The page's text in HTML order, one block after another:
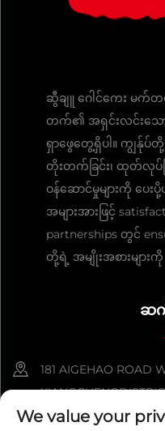
ဆွီချူ ဂေါင်ကေး မက်တ
တက်၏ အရှင်းလင်းသော
ရှာဖွေတွေ့ရှိပါ။ ကျွန်ုပ်
တိုးတက်ခြင်း၊ ထုတ်လုပ်ခ
ဝန်ဆောင်မှုများကို ပေး
အများအားဖြင့်
partnerships တွင်
တို့ရဲ့ အမျိုးအစားများ
ဆ
181 AIGEHAO ROAD
We value your